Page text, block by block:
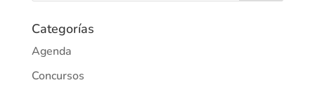
Categorías
Agenda
Concursos